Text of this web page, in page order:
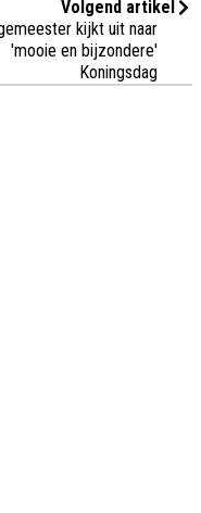
Volgend artikel
kijkt uit naar
'mooie en bijzondere'
Koningsdag